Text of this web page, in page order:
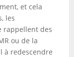
et cela
les
rappellent des
ou de la
à redescendre